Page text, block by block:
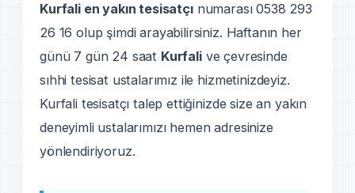
Kurfali en yakın tesisatçınumarası 0538 293
26 16 olup şimdi arayabilirsiniz. Haftanın her
günü 7 gün 24 saat Kurfalive çevresinde
sıhhi tesisat ustalarımız ile hizmetinizdeyiz.
Kurfali tesisatçı talep ettiğinizde size an yakın
deneyimli ustalarımızı hemen adresinize
yönlendiriyoruz.